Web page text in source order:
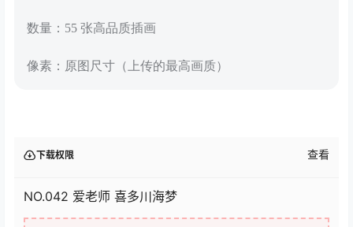
数量：55 张高品质插画
像素：原图尺寸（上传的最高画质）
下载权限 查看
NO.042 爱老师 喜多川海梦